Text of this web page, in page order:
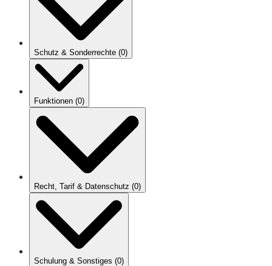
Schutz & Sonderrechte (0)
Funktionen (0)
Recht, Tarif & Datenschutz (0)
Schulung & Sonstiges (0)